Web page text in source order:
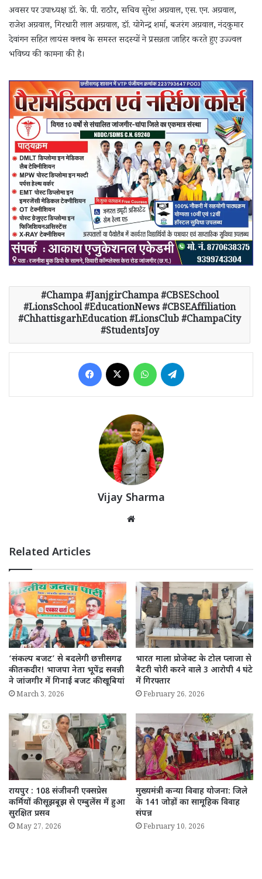
अवसर पर उपाध्यक्ष डॉ. के. पी. राठौर, सचिव सुरेश अग्रवाल, एस. एन. अग्रवाल,
राजेश अग्रवाल, गिरधारी लाल अग्रवाल, डॉ. योगेन्द्र शर्मा, बजरंग अग्रवाल, नंदकुमार
देवांगन सहित लायंस क्लब के समस्त सदस्यों ने प्रसन्नता जाहिर करते हुए उज्ज्वल
भविष्य की कामना की है।
Champa #JanjgirChampa #CBSESchool
#LionsSchool #EducationNews #CBSEAffiliation
#ChhattisgarhEducation #LionsClub #ChampaCity
#StudentsJoy
Facebook WhatsApp
Vijay Sharma
Related Articles
‘संकल्प बजट’ से बदलेगी छत्तीसगढ़
की तकदीर! भाजपा नेता भूपेंद्र सवन्नी
ने जांजगीर में गिनाईं बजट की खूबियां
March 3, 2026
भारत माला प्रोजेक्ट के टोल प्लाजा से
बैटरी चोरी करने वाले 3 आरोपी 4 घंटे
में गिरफ्तार
February 26, 2026
रायपुर : 108 संजीवनी एक्सप्रेस
कर्मियों की सूझबूझ से एम्बुलेंस में हुआ
सुरक्षित प्रसव
May 27, 2026
मुख्यमंत्री कन्या विवाह योजना: जिले
के 141 जोड़ों का सामूहिक विवाह
संपन्न
February 10, 2026